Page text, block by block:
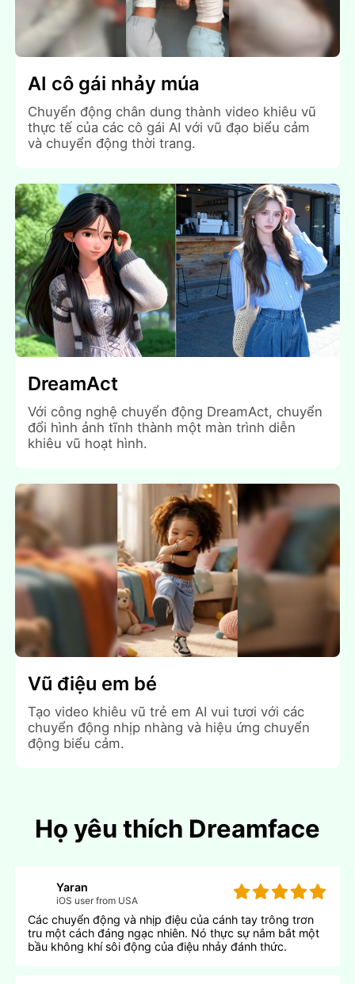
AI cô gái nhảy múa
Chuyển động chân dung thành video khiêu vũ
thực tế của các cô gái AI với vũ đạo biểu cảm
và chuyển động thời trang.
DreamAct
Với công nghệ chuyển động DreamAct, chuyển
đổi hình ảnh tĩnh thành một màn trình diễn
khiêu vũ hoạt hình.
Vũ điệu em bé
Tạo video khiêu vũ trẻ em AI vui tươi với các
chuyển động nhịp nhàng và hiệu ứng chuyển
động biểu cảm.
Họ yêu thích Dreamface
Yaran
iOS user from USA
Các chuyển động và nhịp điệu của cánh tay trông trơn
tru một cách đáng ngạc nhiên. Nó thực sự nắm bắt một
bầu không khí sôi động của điệu nhảy đánh thức.